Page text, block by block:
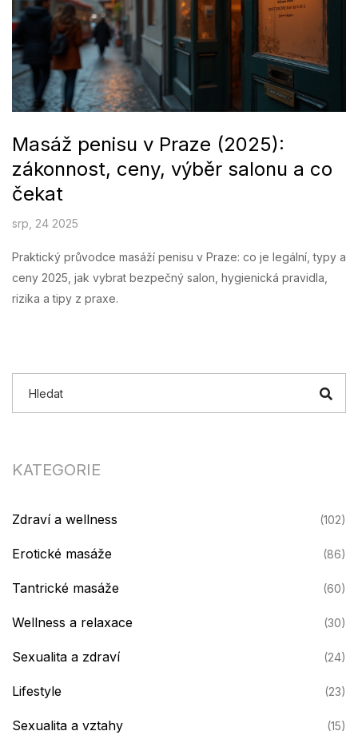
Masáž penisu v Praze (2025):
zákonnost, ceny, výběr salonu a co
čekat
srp, 24 2025
Praktický průvodce masáží penisu v Praze: co je legální, typy a
ceny 2025, jak vybrat bezpečný salon, hygienická pravidla,
rizika a tipy z praxe.
KATEGORIE
Zdraví a wellness (102)
Erotické masáže (86)
Tantrické masáže (60)
Wellness a relaxace (30)
Sexualita a zdraví (24)
Lifestyle (23)
Sexualita a vztahy (15)